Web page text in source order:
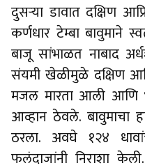
दुसऱ्या डावात दक्षिण
कर्णधार टेम्बा बावुमाने
बाजू सांभाळत नाबाद
संयमी खेळीमुळे दक्षिण
मजल मारता आली आणि
आव्हान ठेवले. बावुमाचा
ठरला. अवघे १२४
फलंदाजांनी निराशा